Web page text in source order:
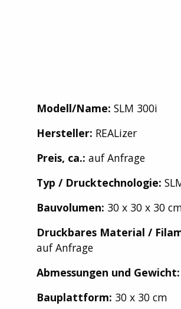
Modell/Name: SLM 300i
Hersteller: REALizer
Preis, ca.: auf Anfrage
Typ / Drucktechnologie:
Bauvolumen: 30 x 30 x 30
Druckbares Material /
auf Anfrage
Abmessungen und Gewicht:
Bauplattform: 30 x 30 cm